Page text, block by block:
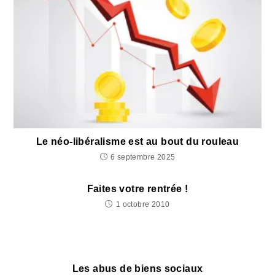
Le néo-libéralisme est au bout du rouleau
6 septembre 2025
Faites votre rentrée !
1 octobre 2010
Les abus de biens sociaux